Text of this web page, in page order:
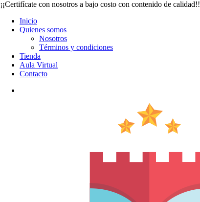
Saltar
contenido
¡¡Certifícate con nosotros a bajo costo con contenido de calidad!!
Inicio
Quienes somos
Nosotros
Términos y condiciones
Tienda
Aula Virtual
Contacto